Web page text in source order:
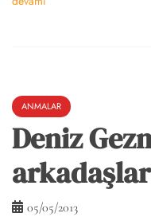
ANMALAR
Deniz
05/05/2013